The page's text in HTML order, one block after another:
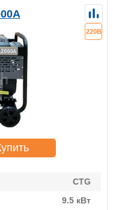
220В
CTG
9.5 кВт